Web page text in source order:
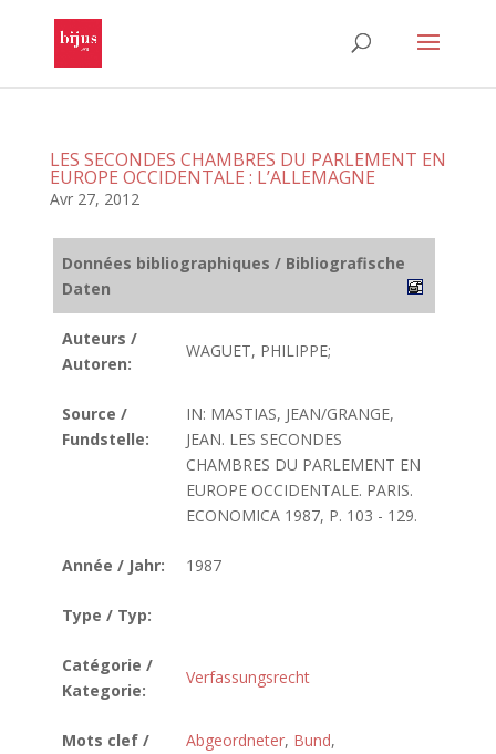
LES SECONDES CHAMBRES DU PARLEMENT EN
EUROPE OCCIDENTALE : L’ALLEMAGNE
Avr 27, 2012
Données bibliographiques / Bibliografische
Daten
Auteurs /
Autoren:
WAGUET, PHILIPPE;
Source /
Fundstelle:
IN: MASTIAS, JEAN/GRANGE,
JEAN. LES SECONDES
CHAMBRES DU PARLEMENT EN
EUROPE OCCIDENTALE. PARIS.
ECONOMICA 1987, P. 103 - 129.
Année / Jahr: 1987
Type / Typ:
Catégorie /
Kategorie:
Verfassungsrecht
Mots clef /
Abgeordneter, Bund,